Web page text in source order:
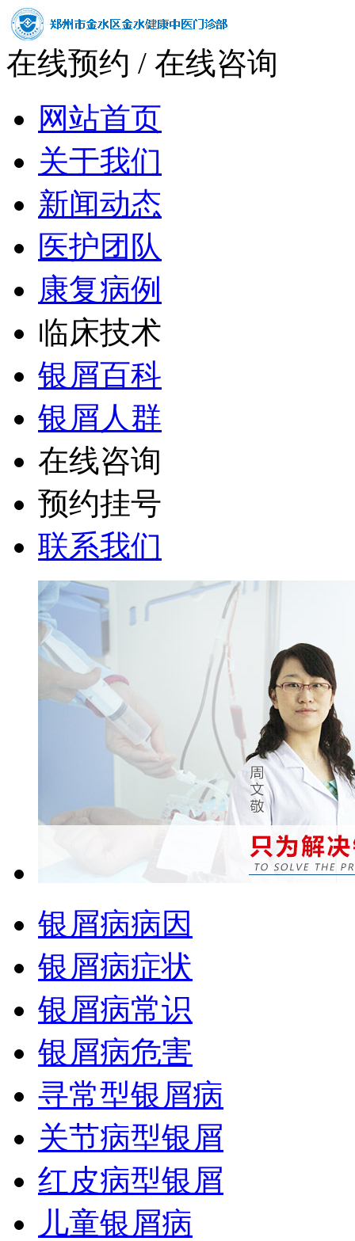
在线预约 / 在线咨询
网站首页
关于我们
新闻动态
医护团队
康复病例
临床技术
银屑百科
银屑人群
在线咨询
预约挂号
联系我们
银屑病病因
银屑病症状
银屑病常识
银屑病危害
寻常型银屑病
关节病型银屑
红皮病型银屑
儿童银屑病